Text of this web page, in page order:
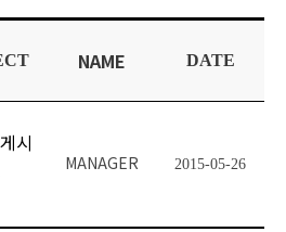
NAME DATE
시
MANAGER 2015-05-26